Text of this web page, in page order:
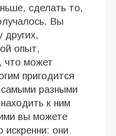
сделать то,
Вы
других,
опыт,
что может
пригодится
разными
к ним
вы можете
искренни: они